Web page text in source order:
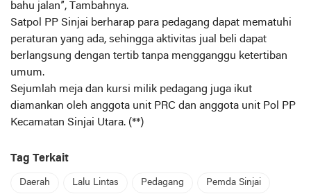
bahu jalan”, Tambahnya.
Satpol PP Sinjai berharap para pedagang dapat mematuhi
peraturan yang ada, sehingga aktivitas jual beli dapat
berlangsung dengan tertib tanpa mengganggu ketertiban
umum.
Sejumlah meja dan kursi milik pedagang juga ikut
diamankan oleh anggota unit PRC dan anggota unit Pol PP
Kecamatan Sinjai Utara. (**)
Tag Terkait
Daerah Lalu Lintas Pedagang Pemda Sinjai